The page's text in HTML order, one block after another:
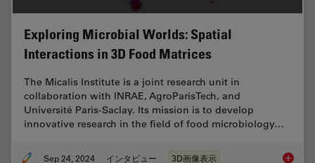
Exploring Microbial Worlds: Spatial
Interactions in 3D Food Matrices
The Micalis Institute is a joint research unit in
collaboration with INRAE, AgroParisTech, and
Université Paris-Saclay. Its mission is to develop
innovative research in the field of food microbiology…
Sep 24, 2024 インタビュー 3D画像表示